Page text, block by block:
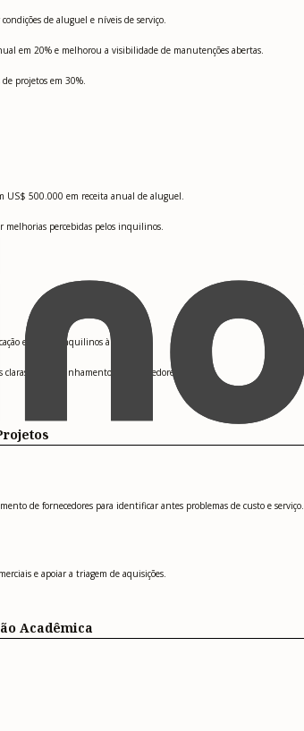
de aluguel e níveis de serviço.
em 20% e melhorou a visibilidade de manutenções abertas.
projetos em 30%.
US$ 500.000 em receita anual de aluguel.
melhorias percebidas pelos inquilinos.
e mix de inquilinos à demanda.
e acompanhamento de fornecedores.
de fornecedores para identificar antes problemas de custo e serviço.
e apoiar a triagem de aquisições.
Acadêmica